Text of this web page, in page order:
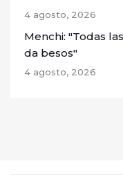
4 agosto, 2026
Menchi: "Todas
da besos"
4 agosto, 2026